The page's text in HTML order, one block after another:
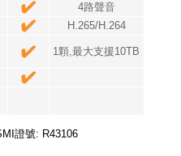
4路聲音
H.265/H.264
1顆,最大支援10TB
證號: R43106